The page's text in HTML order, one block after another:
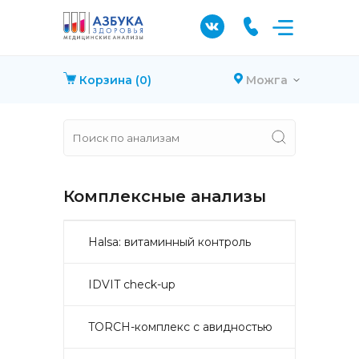
Корзина (0) Можга
Комплексные анализы
Halsa: витаминный контроль
IDVIT check-up
TORCH-комплекс с авидностью